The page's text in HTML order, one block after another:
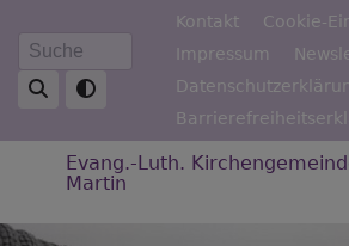
zum
Inhalt
Suche
Kontakt
Cookie-
Impressum
Evang.-Luth.
Martin